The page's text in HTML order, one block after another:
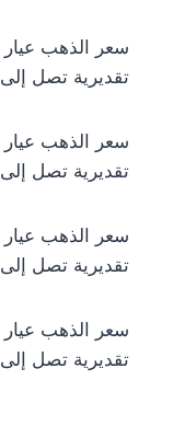
تقديرية تصل إلى 6.04€.
تقديرية تصل إلى 4.70€.
تقديرية تصل إلى 3.36€.
تقديرية تصل إلى 2.01€.